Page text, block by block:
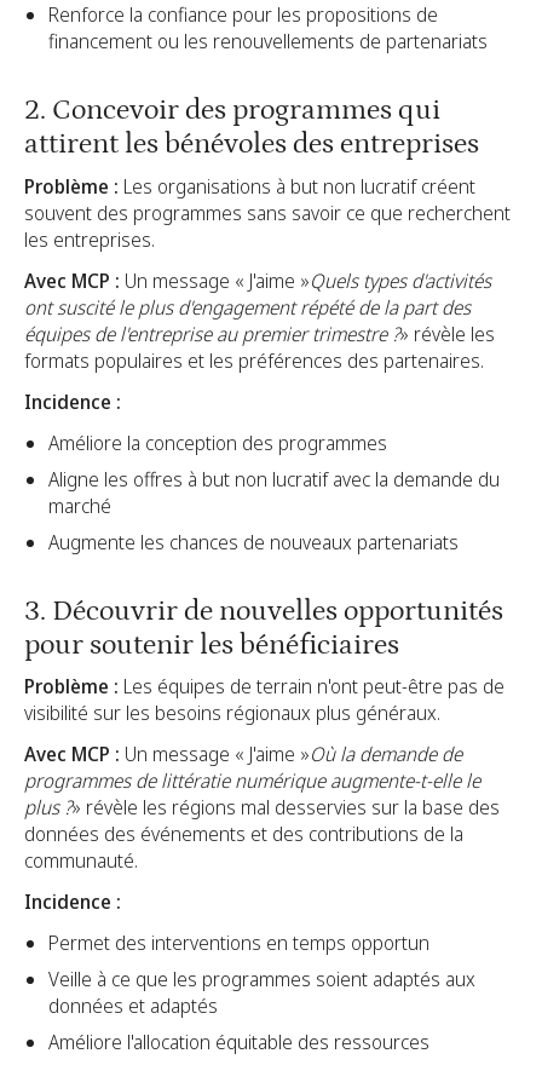
Renforce la confiance pour les propositions de
financement ou les renouvellements de partenariats
2. Concevoir des programmes qui
attirent les bénévoles des entreprises
Problème : Les organisations à but non lucratif créent
souvent des programmes sans savoir ce que recherchent
les entreprises.
Avec MCP : Un message « J'aime »Quels types d'activités
ont suscité le plus d'engagement répété de la part des
équipes de l'entreprise au premier trimestre ?» révèle les
formats populaires et les préférences des partenaires.
Incidence :
Améliore la conception des programmes
Aligne les offres à but non lucratif avec la demande du
marché
Augmente les chances de nouveaux partenariats
3. Découvrir de nouvelles opportunités
pour soutenir les bénéficiaires
Problème : Les équipes de terrain n'ont peut-être pas de
visibilité sur les besoins régionaux plus généraux.
Avec MCP : Un message « J'aime »Où la demande de
programmes de littératie numérique augmente-t-elle le
plus ?» révèle les régions mal desservies sur la base des
données des événements et des contributions de la
communauté.
Incidence :
Permet des interventions en temps opportun
Veille à ce que les programmes soient adaptés aux
données et adaptés
Améliore l'allocation équitable des ressources